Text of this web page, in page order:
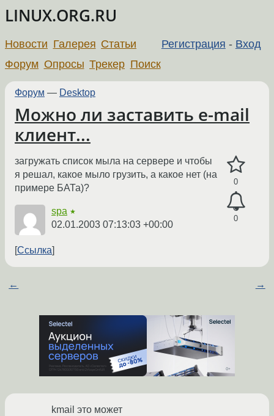
LINUX.ORG.RU
Регистрация - Вход
Новости Галерея Статьи
Форум Опросы Трекер Поиск
Форум — Desktop
Можно ли заставить e-mail
клиент...
0
0
загружать список мыла на сервере и чтобы
я решал, какое мыло грузить, а какое нет (на
примере БАТа)?
spa ★
02.01.2003 07:13:03 +00:00
Ссылка
← →
kmail это может